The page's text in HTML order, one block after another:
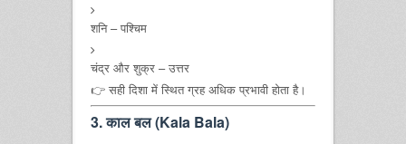
शनि – पश्चिम
चंद्र और शुक्र – उत्तर
👉 सही दिशा में स्थित ग्रह अधिक प्रभावी होता है।
3. काल बल (Kala Bala)